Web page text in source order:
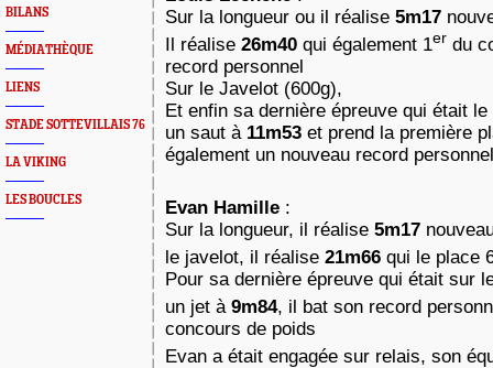
BILANS
MÉDIATHÈQUE
LIENS
STADE SOTTEVILLAIS 76
LA VIKING
LES BOUCLES
Sur la longueur ou il réalise 5m17
Il réalise 26m40 qui également 1er du
record personnel
Sur le Javelot (600g),
Et enfin sa dernière épreuve qui était
un saut à 11m53 et prend la première
également un nouveau record
Evan Hamille :
Sur la longueur, il réalise 5m17
le javelot, il réalise 21m66 qui le place
Pour sa dernière épreuve qui était sur
un jet à 9m84, il bat son record
concours de poids
Evan a était engagée sur relais, son